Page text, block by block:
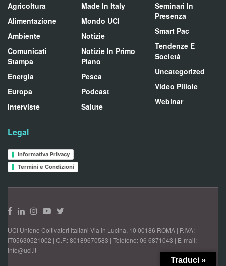
Agricoltura
Alimentazione
Ambiente
Comunicati
Stampa
Energia
Europa
Interviste
Made In Italy
Mondo UCI
Notizie
Notizie In Primo
Piano
Pesca
Podcast
Salute
Seminari In
Presenza
Smart Pac
Tendenze E
Società
Uncategorized
Video Pillole
Webinar
Legal
Informativa Privacy
Termini e Condizioni
UCI Unione Coltivatori Italiani Via in Lucina, 10 00186 ROMA | P.IVA:
IT05630521002 | C.F.: 80189670583 | Telefono: 06 6871043 | E-mail:
info@uci.it
Traduci »